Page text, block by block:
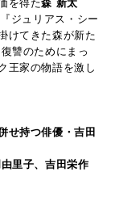
を得た森 新太
ジュリアス・シー
けてきた森が新た
讐のためにまっ
王家の物語を激し
せ持つ俳優・吉田
里子、吉田栄作